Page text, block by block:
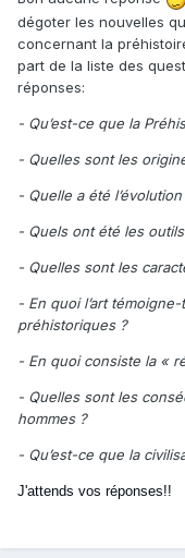
dégoter les nouvelles
concernant la
part de la liste des
réponses:
- Qu’est-ce que la
- Quelles sont les
- Quelle a été
- Quels ont été les
- Quelles sont les
- En quoi l’art
préhistoriques ?
- En quoi consiste la «
- Quelles sont les
hommes ?
- Qu’est-ce que la
J'attends vos réponses!!